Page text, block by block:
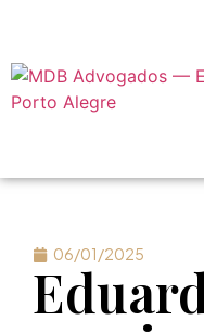
06/01/2025